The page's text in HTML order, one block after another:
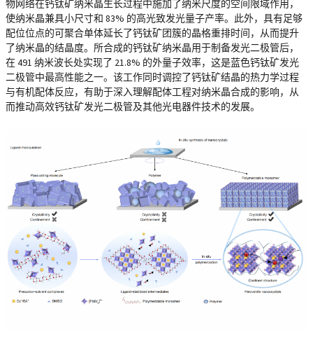
物网络在钙钛矿纳米晶生长过程中施加了纳米尺度的空间限域作用，
使纳米晶兼具小尺寸和 83% 的高光致发光量子产率。此外，具有足够
配位位点的可聚合单体延长了钙钛矿团簇的晶格重排时间，从而提升
了纳米晶的结晶度。所合成的钙钛矿纳米晶用于制备发光二极管后，
在 491 纳米波长处实现了 21.8% 的外量子效率，这是蓝色钙钛矿发光
二极管中最高性能之一。该工作同时调控了钙钛矿结晶的热力学过程
与有机配体反应，有助于深入理解配体工程对纳米晶合成的影响，从
而推动高效钙钛矿发光二极管及其他光电器件技术的发展。